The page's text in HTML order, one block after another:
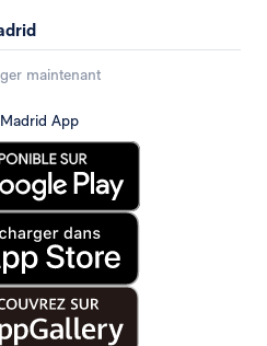
maintenant
App